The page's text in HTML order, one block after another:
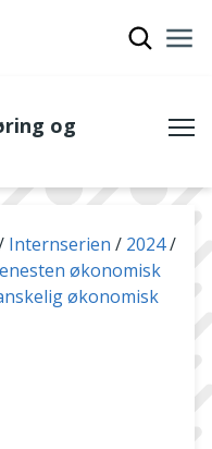
og
Internserien
2024
økonomisk
økonomisk